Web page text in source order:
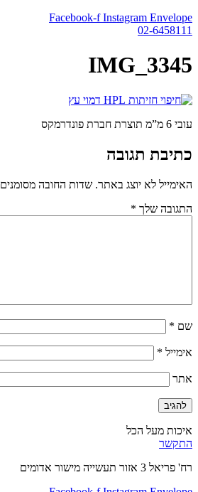
Facebook-f Instagram Envelope
02-6458111
IMG_3345
עובי 6 מ”מ תוצרת חברת פונדרמקס
כתיבת תגובה
האימייל לא יוצג באתר. שדות החובה מסומנים
התגובה שלך *
שם *
אימייל *
אתר
איכות מעל הכל
התקשר
רח' פריאל 3 אזור תעשייה מישור אדומים